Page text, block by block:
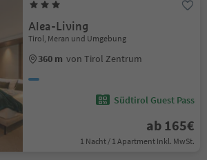
Alea-Living
Tirol, Meran und Umgebung
360 m von Tirol Zentrum
Südtirol Guest Pass
ab 165€
1 Nacht / 1 Apartment Inkl. MwSt.